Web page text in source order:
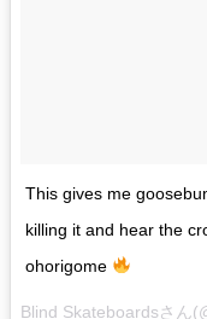
This gives me
killing it and hear the
ohorigome
Blind Skateboardsさん